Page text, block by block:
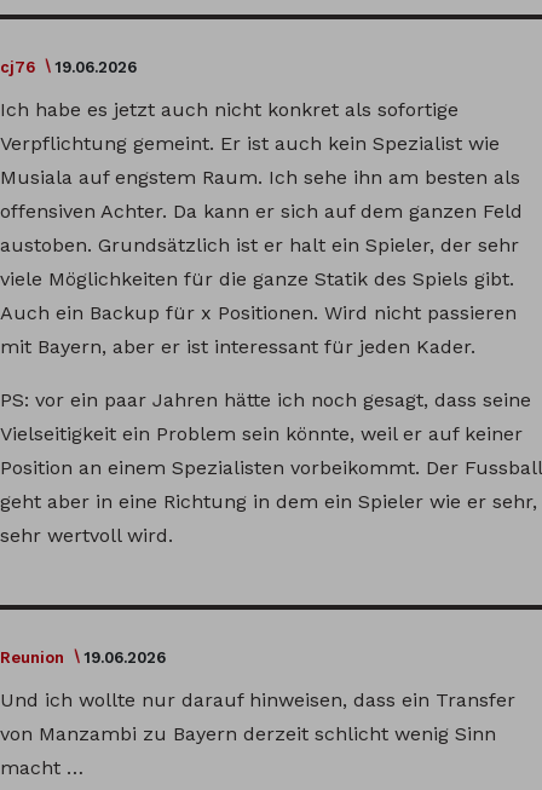
cj76 19.06.2026
Ich habe es jetzt auch nicht konkret als sofortige
Verpflichtung gemeint. Er ist auch kein Spezialist wie
Musiala auf engstem Raum. Ich sehe ihn am besten als
offensiven Achter. Da kann er sich auf dem ganzen Feld
austoben. Grundsätzlich ist er halt ein Spieler, der sehr
viele Möglichkeiten für die ganze Statik des Spiels gibt.
Auch ein Backup für x Positionen. Wird nicht passieren
mit Bayern, aber er ist interessant für jeden Kader.
PS: vor ein paar Jahren hätte ich noch gesagt, dass seine
Vielseitigkeit ein Problem sein könnte, weil er auf keiner
Position an einem Spezialisten vorbeikommt. Der Fussball
geht aber in eine Richtung in dem ein Spieler wie er sehr,
sehr wertvoll wird.
Reunion 19.06.2026
Und ich wollte nur darauf hinweisen, dass ein Transfer
von Manzambi zu Bayern derzeit schlicht wenig Sinn
macht …